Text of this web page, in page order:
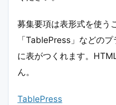
募集要項は表形式を使う
「TablePress」などの
に表がつくれます。
ん。
TablePress